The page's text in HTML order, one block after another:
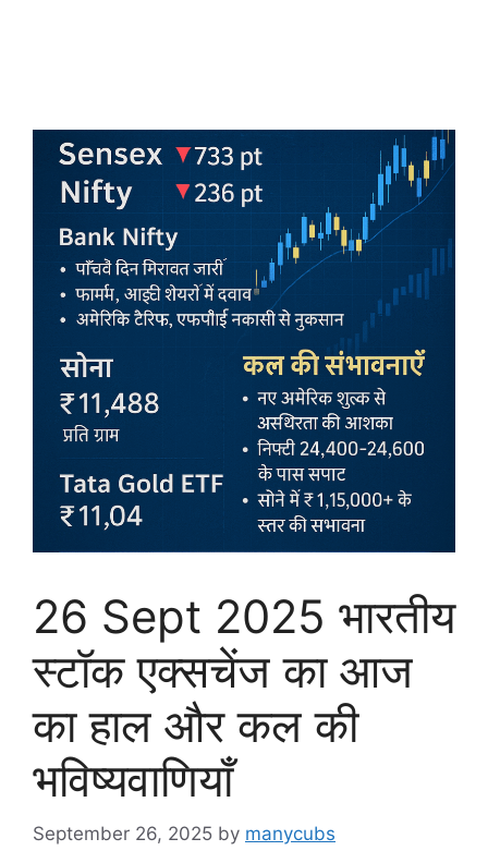
26 Sept 2025 भारतीय
स्टॉक एक्सचेंज का आज
का हाल और कल की
भविष्यवाणियाँ
September 26, 2025 by manycubs